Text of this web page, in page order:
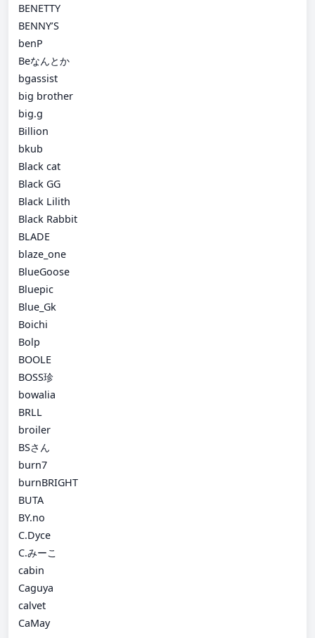
BENETTY
BENNY’S
benP
Beなんとか
bgassist
big brother
big.g
Billion
bkub
Black cat
Black GG
Black Lilith
Black Rabbit
BLADE
blaze_one
BlueGoose
Bluepic
Blue_Gk
Boichi
Bolp
BOOLE
BOSS珍
bowalia
BRLL
broiler
BSさん
burn7
burnBRIGHT
BUTA
BY.no
C.Dyce
C.みーこ
cabin
Caguya
calvet
CaMay